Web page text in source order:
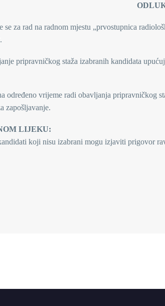
se za rad na radnom mjestu „prvostupnica
pripravničkog staža izabranih kandidata
određeno vrijeme radi obavljanja pripravničkog
zapošljavanje.
LIJEKU:
koji nisu izabrani mogu izjaviti prigovor